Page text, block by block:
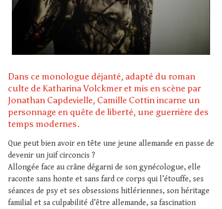
Dans ce monologue déjanté, adapté du roman
culte de Katharina Volckmer et mis en scène par
Jonathan Capdevielle, Camille Cottin incarne un
personnage en quête de liberté, une guerrière des
temps modernes.
Que peut bien avoir en tête une jeune allemande en passe de
devenir un juif circoncis ?
Allongée face au crâne dégarni de son gynécologue, elle
raconte sans honte et sans fard ce corps qui l’étouffe, ses
séances de psy et ses obsessions hitlériennes, son héritage
familial et sa culpabilité d’être allemande, sa fascination